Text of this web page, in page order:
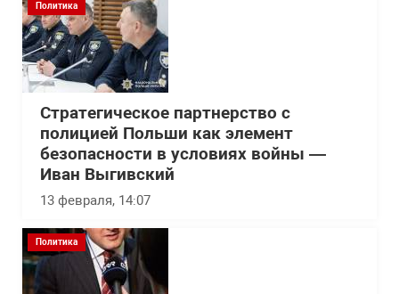
Политика
Стратегическое партнерство с
полицией Польши как элемент
безопасности в условиях войны —
Иван Выгивский
13 февраля, 14:07
Политика